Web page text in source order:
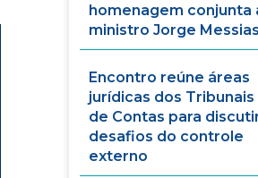
homenagem conjunta
ministro Jorge Messias
Encontro reúne áreas
jurídicas dos Tribunais
de Contas para
desafios do controle
externo